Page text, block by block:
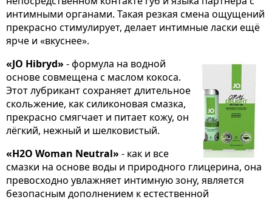
интимными органами. Такая резкая смена ощущений
прекрасно стимулирует, делает интимные ласки ещё
ярче и «вкуснее».
«JO Hibryd»- формула на водной
основе совмещена с маслом кокоса.
Этот лубрикант сохраняет длительное
скольжение, как силиконовая смазка,
прекрасно смягчает и питает кожу, он
лёгкий, нежный и шелковистый.
«H2O Woman Neutral»- как и все
смазки на основе воды и природного глицерина, она
превосходно увлажняет интимную зону, является
безопасным дополнением к естественной